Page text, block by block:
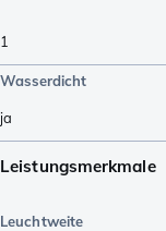
1
Wasserdicht
ja
Leistungsmerkmale
Leuchtweite